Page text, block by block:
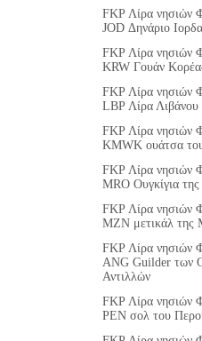
FKP Λίρα νησιών
JOD Δηνάριο
FKP Λίρα νησιών
KRW Γουάν
FKP Λίρα νησιών
LBP Λίρα Λιβάνου
FKP Λίρα νησιών
ΚMWK ουάτσα
FKP Λίρα νησιών
MRO Ουγκίγια
FKP Λίρα νησιών
MZN μετικάλ της
FKP Λίρα νησιών
ANG Guilder των
Αντιλλών
FKP Λίρα νησιών
PEN σολ του